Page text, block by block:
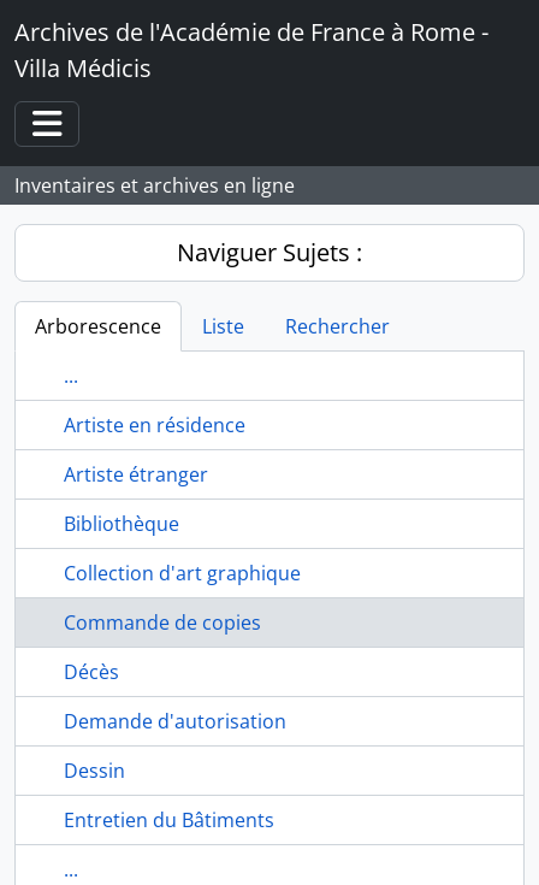
Skip to main content
Archives de l'Académie de France à Rome -
Villa Médicis
Toggle navigation
Inventaires et archives en ligne
Naviguer Sujets :
Arborescence Liste
Rechercher
...
Artiste en résidence
Artiste étranger
Bibliothèque
Collection d'art graphique
Commande de copies
Décès
Demande d'autorisation
Dessin
Entretien du Bâtiments
...